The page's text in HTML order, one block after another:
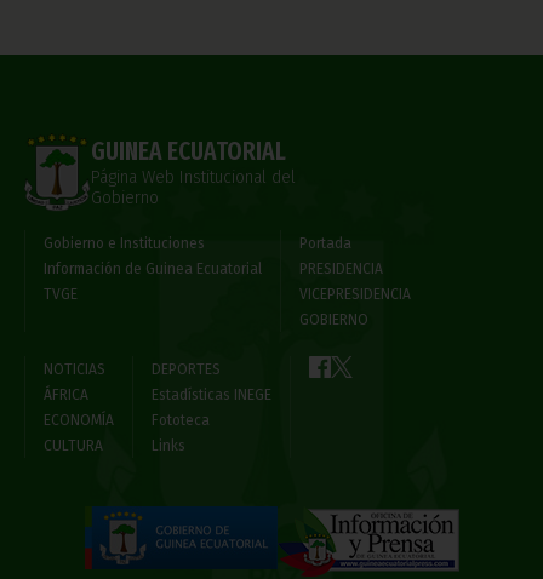
GUINEA ECUATORIAL
Página Web Institucional del
Gobierno
Gobierno e Instituciones
Información de Guinea Ecuatorial
TVGE
Portada
PRESIDENCIA
VICEPRESIDENCIA
GOBIERNO
NOTICIAS
ÁFRICA
ECONOMÍA
CULTURA
DEPORTES
Estadísticas INEGE
Fototeca
Links